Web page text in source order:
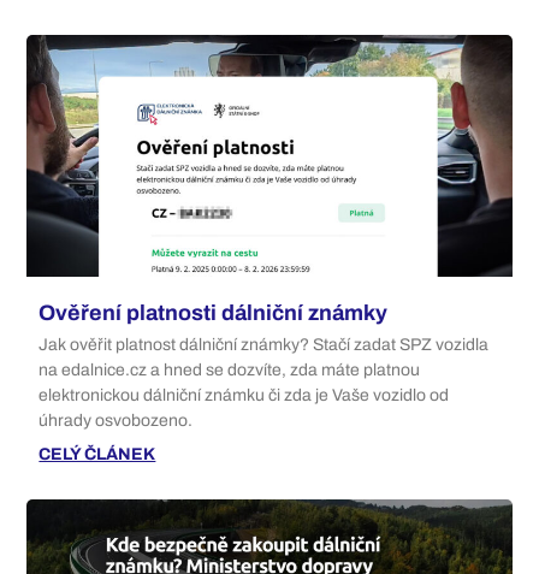
Ověření platnosti dálniční známky
Jak ověřit platnost dálniční známky? Stačí zadat SPZ vozidla
na edalnice.cz a hned se dozvíte, zda máte platnou
elektronickou dálniční známku či zda je Vaše vozidlo od
úhrady osvobozeno.
CELÝ ČLÁNEK